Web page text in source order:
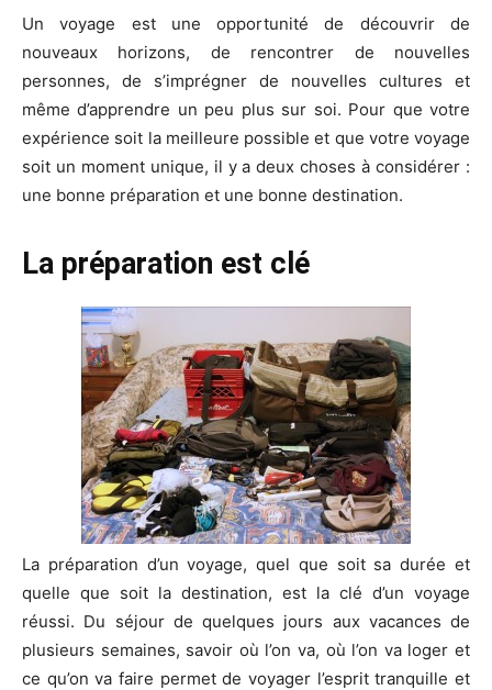
Un voyage est une opportunité de découvrir de
nouveaux horizons, de rencontrer de nouvelles
personnes, de s’imprégner de nouvelles cultures et
même d’apprendre un peu plus sur soi. Pour que votre
expérience soit la meilleure possible et que votre voyage
soit un moment unique, il y a deux choses à considérer :
une bonne préparation et une bonne destination.
La préparation est clé
La préparation d’un voyage, quel que soit sa durée et
quelle que soit la destination, est la clé d’un voyage
réussi. Du séjour de quelques jours aux vacances de
plusieurs semaines, savoir où l’on va, où l’on va loger et
ce qu’on va faire permet de voyager l’esprit tranquille et